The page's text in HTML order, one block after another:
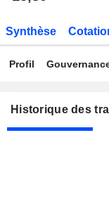
Synthèse
Profil
Historique des